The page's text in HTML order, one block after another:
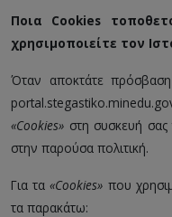
Ποια Cookies
χρησιμοποιείτε τον
Όταν αποκτάτε πρόσβαση
«Cookies» στη συσκευή
στην παρούσα πολιτική.
Για τα«Cookies» που
τα παρακάτω: